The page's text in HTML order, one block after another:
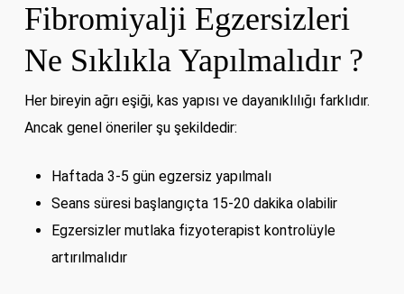
Fibromiyalji Egzersizleri
Ne Sıklıkla Yapılmalıdır ?
Her bireyin ağrı eşiği, kas yapısı ve dayanıklılığı farklıdır.
Ancak genel öneriler şu şekildedir:
Haftada 3-5 gün egzersiz yapılmalı
Seans süresi başlangıçta 15-20 dakika olabilir
Egzersizler mutlaka fizyoterapist kontrolüyle
artırılmalıdır